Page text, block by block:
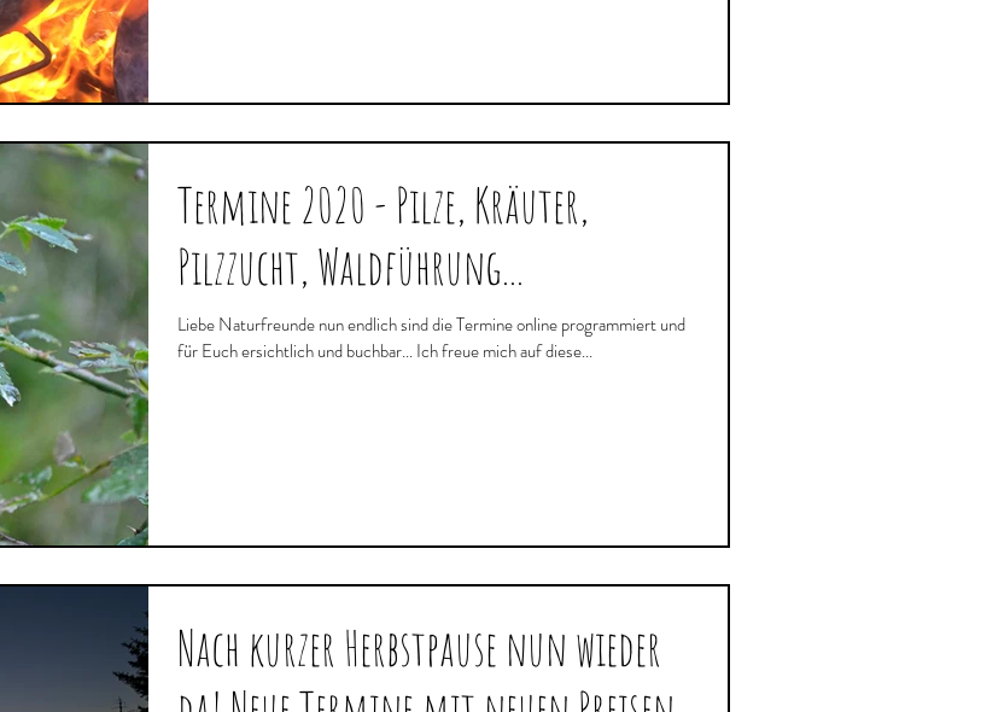
Termine 2020 - Pilze, Kräuter,
Pilzzucht, Waldführung...
Liebe Naturfreunde nun endlich sind die Termine online programmiert und
für Euch ersichtlich und buchbar... Ich freue mich auf diese...
Nach kurzer Herbstpause nun wieder